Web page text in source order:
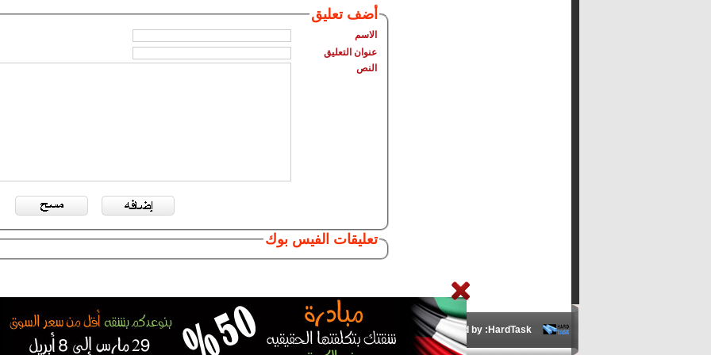
أضف تعليق
الاسم
عنوان التعليق
النص
تعليقات الفيس بوك
Developed by :HardTask إشراف :